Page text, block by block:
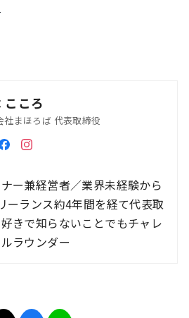
こころ
社まほろば 代表取締役
ー兼経営者／業界未経験から
ーランス約4年間を経て代表取
きで知らないことでもチャレ
ラウンダー